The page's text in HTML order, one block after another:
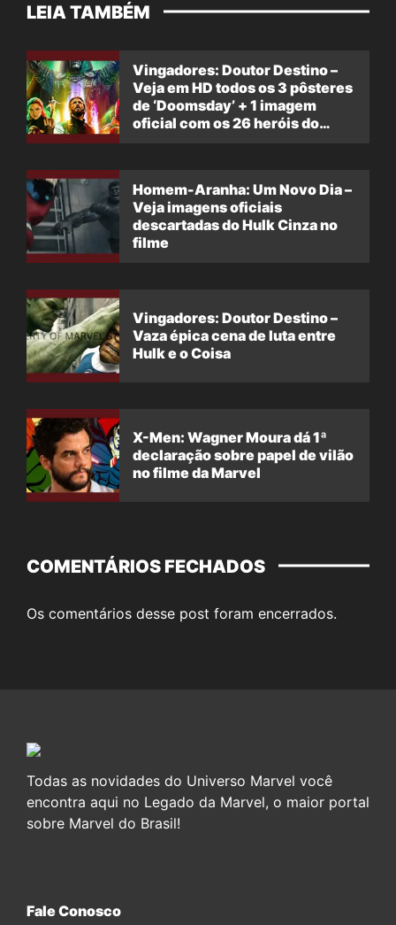
LEIA TAMBÉM
Vingadores: Doutor Destino –
Veja em HD todos os 3 pôsteres
de ‘Doomsday’ + 1 imagem
oficial com os 26 heróis do
Homem-Aranha: Um Novo Dia –
Veja imagens oficiais
descartadas do Hulk Cinza no
filme
Vingadores: Doutor Destino –
Vaza épica cena de luta entre
Hulk e o Coisa
X-Men: Wagner Moura dá 1ª
declaração sobre papel de vilão
no filme da Marvel
COMENTÁRIOS FECHADOS
Os comentários desse post foram encerrados.
Todas as novidades do Universo Marvel você
encontra aqui no Legado da Marvel, o maior portal
sobre Marvel do Brasil!
Fale Conosco